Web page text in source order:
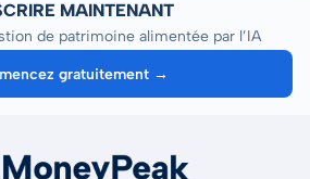
MAINTENANT
de patrimoine alimentée par l’IA
gratuitement →